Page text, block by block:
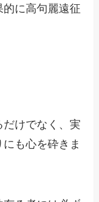
に高句麗遠征
けでなく、実
も心を砕きま